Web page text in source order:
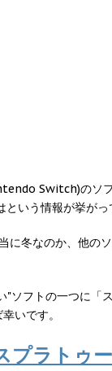
Switch)のソ
いう情報が挙がっ
に冬なのか、他の
ソフトの一つに「
いです。
プラトゥ